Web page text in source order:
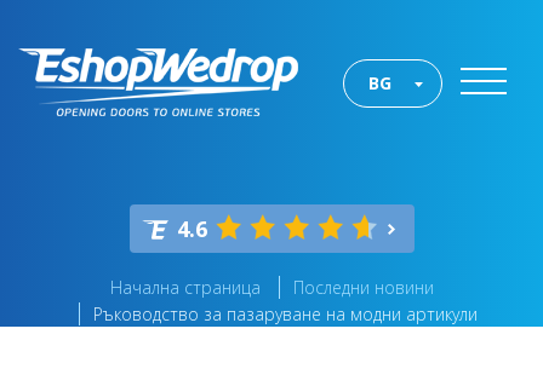
BG
4.6
Начална страница
Последни новини
Ръководство за пазаруване на модни артикули